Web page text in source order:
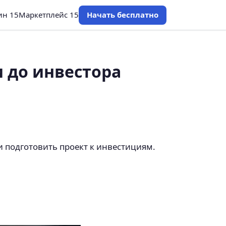
15Маркетплейс 15 Начать бесплатно
инвестора
проект к инвестициям.